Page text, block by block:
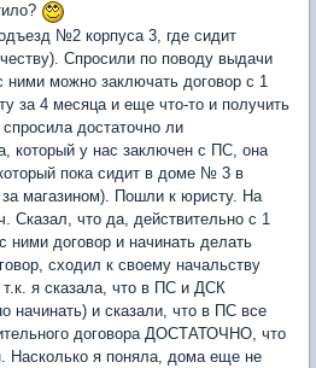
№2 корпуса 3, где сидит
Спросили по поводу выдачи
можно заключать договор с 1
за 4 месяца и еще что-то и получить
достаточно ли
который у нас заключен с ПС, она
пока сидит в доме № 3 в
магазином). Пошли к юристу. На
Сказал, что да, действительно с 1
ними договор и начинать делать
сходил к своему начальству
я сказала, что в ПС и ДСК
начинать) и сказали, что в ПС все
договора ДОСТАТОЧНО, что
Насколько я поняла, дома еще не